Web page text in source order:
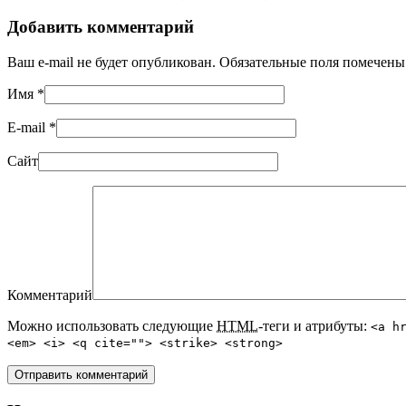
Добавить комментарий
Ваш e-mail не будет опубликован. Обязательные поля помечены
Имя *
E-mail *
Сайт
Комментарий
Можно использовать следующие HTML-теги и атрибуты: <a
<em> <i> <q cite=""> <strike> <strong>